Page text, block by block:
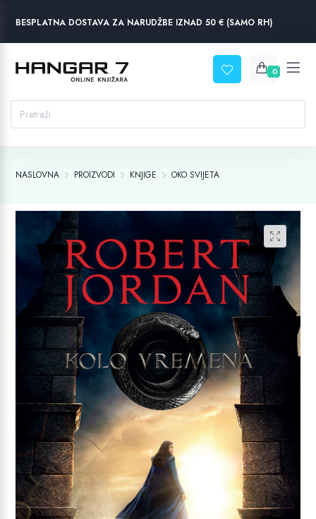
BESPLATNA DOSTAVA ZA NARUDŽBE IZNAD 50 € (SAMO RH)
0
NASLOVNA PROIZVODI KNJIGE OKO SVIJETA